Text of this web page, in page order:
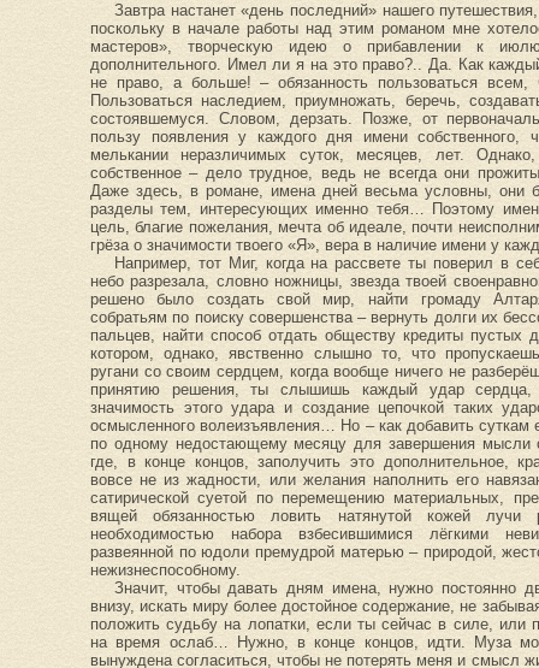
Завтра настанет «день последний» нашего
поскольку в начале работы над этим романом мне
мастеров», творческую идею о прибавлении к
дополнительного. Имел ли я на это право?.. Да. Как
не право, а больше! – обязанность пользоваться
Пользоваться наследием, приумножать, беречь,
состоявшемуся. Словом, дерзать. Позже, от
пользу появления у каждого дня имени
мелькании неразличимых суток, месяцев, лет.
собственное – дело трудное, ведь не всегда они
Даже здесь, в романе, имена дней весьма условны, они
разделы тем, интересующих именно тебя… Поэтому
цель, благие пожелания, мечта об идеале, почти
грёза о значимости твоего «Я», вера в наличие имени у
Например, тот Миг, когда на рассвете ты поверил в
небо разрезала, словно ножницы, звезда твоей
решено было создать свой мир, найти громаду
собратьям по поиску совершенства – вернуть долги их
пальцев, найти способ отдать обществу кредиты пустых
котором, однако, явственно слышно то, что
ругани со своим сердцем, когда вообще ничего не
принятию решения, ты слышишь каждый удар
значимость этого удара и создание цепочкой таких
осмысленного волеизъявления… Но – как добавить
по одному недостающему месяцу для завершения мысли
где, в конце концов, заполучить это дополнительное,
вовсе не из жадности, или желания наполнить его
сатирической суетой по перемещению материальных,
вящей обязанностью ловить натянутой кожей
необходимостью набора взбесившимися лёгкими
развеянной по юдоли премудрой матерью – природой,
нежизнеспособному.
Значит, чтобы давать дням имена, нужно постоянно
внизу, искать миру более достойное содержание, не
положить судьбу на лопатки, если ты сейчас в силе, или
на время ослаб… Нужно, в конце концов, идти. Муза
вынуждена согласиться, чтобы не потерять меня и смысл